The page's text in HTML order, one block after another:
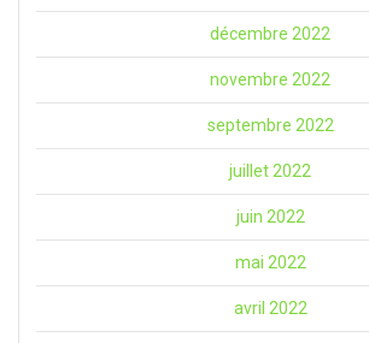
décembre 2022
novembre 2022
septembre 2022
juillet 2022
juin 2022
mai 2022
avril 2022